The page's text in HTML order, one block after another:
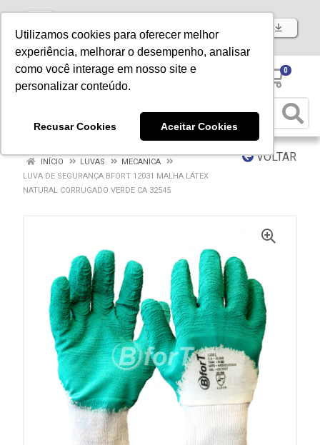
Utilizamos cookies para oferecer melhor
experiência, melhorar o desempenho, analisar
como você interage em nosso site e
personalizar conteúdo.
Recusar Cookies Aceitar Cookies
Baixe já nosso APP
0
VOLTAR
INÍCIO LUVAS
MECANICA
LUVA DE SEGURANÇA BFORT 12031 MALHA LÁTEX
NATURAL CORRUGADO VERDE CA 32545